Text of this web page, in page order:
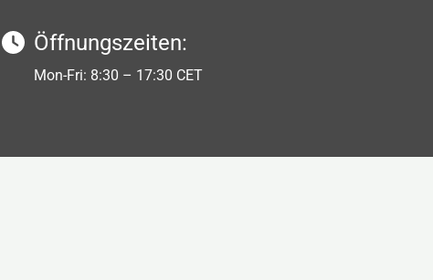
Öffnungszeiten:
Mon-Fri: 8:30 – 17:30 CET